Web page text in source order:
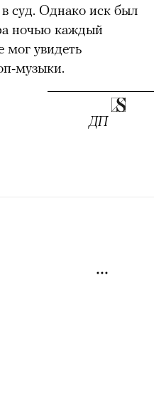
суд. Однако иск был
ночью каждый
мог увидеть
музыки.
ДП